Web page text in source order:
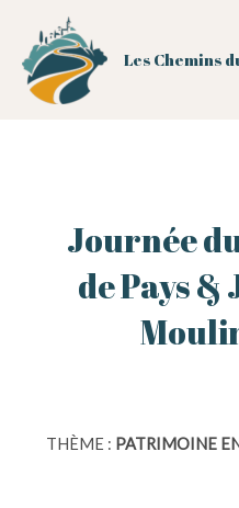
contenu
Les Chemins
Journée
de Pays &
THÈME : PATRIMOINE